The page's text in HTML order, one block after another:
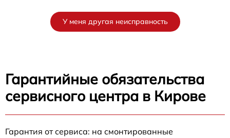
У меня другая неисправность
Гарантийные обязательства
сервисного центра в Кирове
Гарантия от сервиса: на смонтированные